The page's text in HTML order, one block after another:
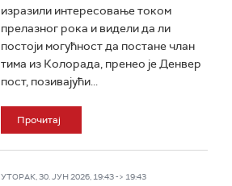
изразили интересовање током
прелазног рока и видели да ли
постоји могућност да постане члан
тима из Колорада, пренео је Денвер
пост, позивајући...
Прочитај
УТОРАК, 30. ЈУН 2026, 19:43 -> 19:43